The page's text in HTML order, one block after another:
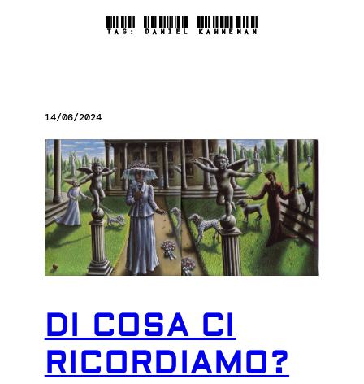
TAG: DANIEL KAHNEMAN
14/06/2024
DI COSA CI
RICORDIAMO?